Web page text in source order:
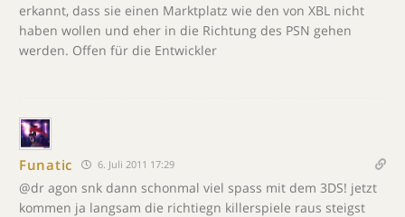
erkannt, dass sie einen Marktplatz wie den von XBL nicht
haben wollen und eher in die Richtung des PSN gehen
werden. Offen für die Entwickler
Funatic 6. Juli 2011 17:29
@dr agon snk dann schonmal viel spass mit dem 3DS! jetzt
kommen ja langsam die richtiegn killerspiele raus steigst